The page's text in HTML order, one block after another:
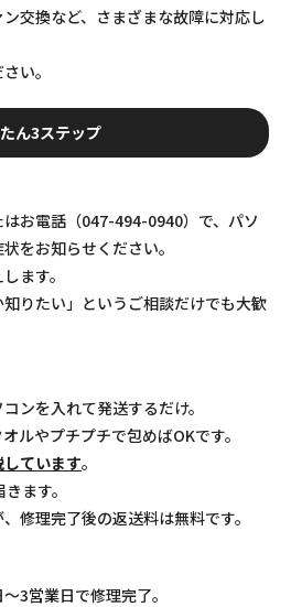
交換など、さまざまな故障に対応し
い。
ん3ステップ
はお電話（047-494-0940）で、パソ
をお知らせください。
ます。
知りたい」というご相談だけでも大歓
ンを入れて発送するだけ。
ルやプチプチで包めばOKです。
ています。
ます。
修理完了後の返送料は無料です。
3営業日で修理完了。